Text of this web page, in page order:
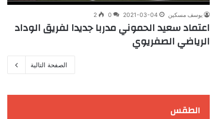
يوسف مسكين 2021-03-04
0
2
اعتماد سعيد الحموني مدربا جديدا لفريق الوداد
الرياضي الصفريوي
الصفحة التالية
الطقس